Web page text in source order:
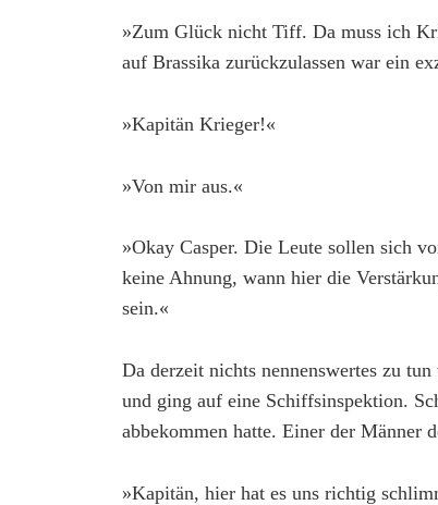
»Zum Glück nicht Tiff. Da muss ich
auf Brassika zurückzulassen war ein
»Kapitän Krieger!«
»Von mir aus.«
»Okay Casper. Die Leute sollen sich
keine Ahnung, wann hier die
sein.«
Da derzeit nichts nennenswertes zu
und ging auf eine Schiffsinspektion.
abbekommen hatte. Einer der Männer
»Kapitän, hier hat es uns richtig